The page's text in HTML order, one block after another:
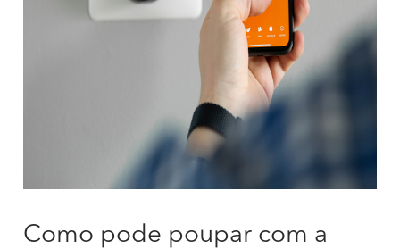
Como pode poupar com a